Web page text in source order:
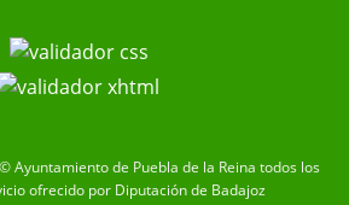
© Ayuntamiento de Puebla de la Reina todos los
ofrecido por Diputación de Badajoz